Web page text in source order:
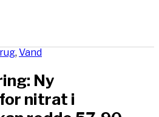
, Vand
Ny
nitrat i